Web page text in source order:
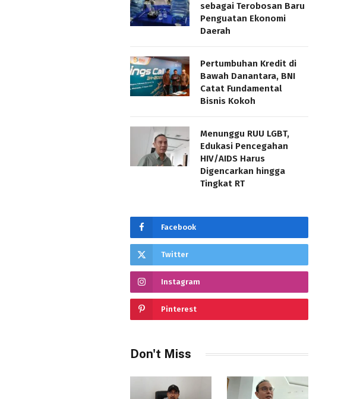
sebagai Terobosan Baru
Penguatan Ekonomi
Daerah
Pertumbuhan Kredit di
Bawah Danantara, BNI
Catat Fundamental
Bisnis Kokoh
Menunggu RUU LGBT,
Edukasi Pencegahan
HIV/AIDS Harus
Digencarkan hingga
Tingkat RT
Facebook
Twitter
Instagram
Pinterest
Don't Miss